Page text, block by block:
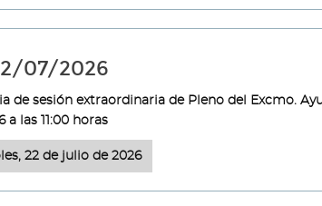
07/2026
de sesión extraordinaria de Pleno del Excmo.
a las 11:00 horas
22 de julio de 2026